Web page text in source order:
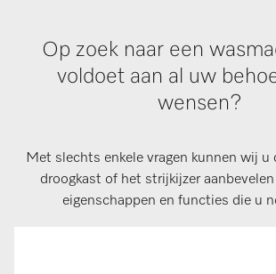
Op zoek naar een
voldoet aan al uw
wensen?
Met slechts enkele vragen kunnen wij u
droogkast of het strijkijzer
eigenschappen en functies die u